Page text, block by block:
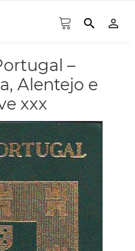
search person_outline
–
Alentejo e
xxx